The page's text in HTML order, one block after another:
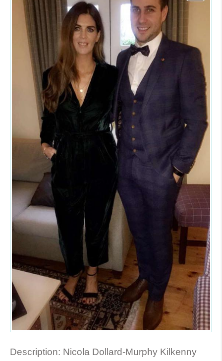
Description: Nicola Dollard-Murphy Kilkenny